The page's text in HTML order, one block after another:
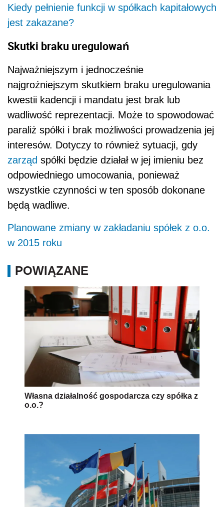
Kiedy pełnienie funkcji w spółkach kapitałowych
jest zakazane?
Skutki braku uregulowań
Najważniejszym i jednocześnie
najgroźniejszym skutkiem braku uregulowania
kwestii kadencji i mandatu jest brak lub
wadliwość reprezentacji. Może to spowodować
paraliż spółki i brak możliwości prowadzenia jej
interesów. Dotyczy to również sytuacji, gdy
zarząd spółki będzie działał w jej imieniu bez
odpowiedniego umocowania, ponieważ
wszystkie czynności w ten sposób dokonane
będą wadliwe.
Planowane zmiany w zakładaniu spółek z o.o.
w 2015 roku
POWIĄZANE
Własna działalność gospodarcza czy spółka z
o.o.?